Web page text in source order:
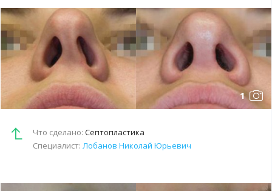
1
Что сделано: Септопластика
Специалист: Лобанов Николай Юрьевич